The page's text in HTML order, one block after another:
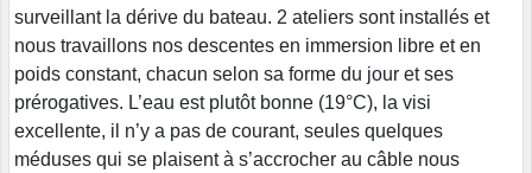
surveillant la dérive du bateau. 2 ateliers sont installés et
nous travaillons nos descentes en immersion libre et en
poids constant, chacun selon sa forme du jour et ses
prérogatives. L’eau est plutôt bonne (19°C), la visi
excellente, il n’y a pas de courant, seules quelques
méduses qui se plaisent à s’accrocher au câble nous